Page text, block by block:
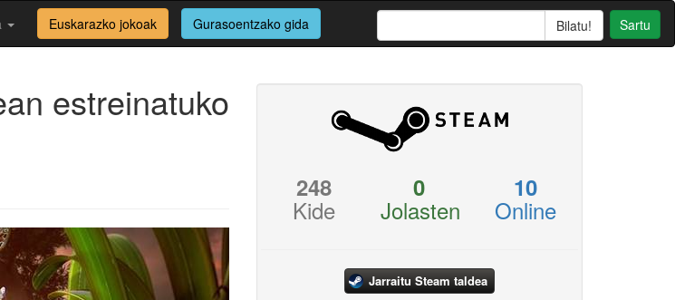
Euskarazko jokoak Gurasoentzako gida Sartu
estreinatuko
248
Kide
0
Jolasten
10
Online
Jarraitu Steam taldea